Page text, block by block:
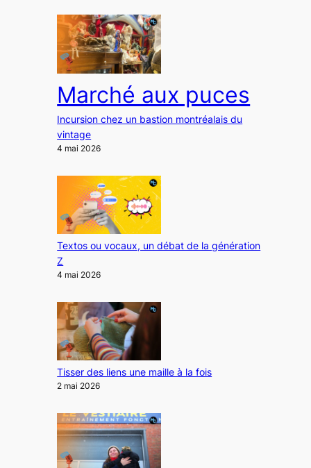
Marché aux puces
Incursion chez un bastion montréalais du
vintage
4 mai 2026
Textos ou vocaux, un débat de la génération
Z
4 mai 2026
Tisser des liens une maille à la fois
2 mai 2026